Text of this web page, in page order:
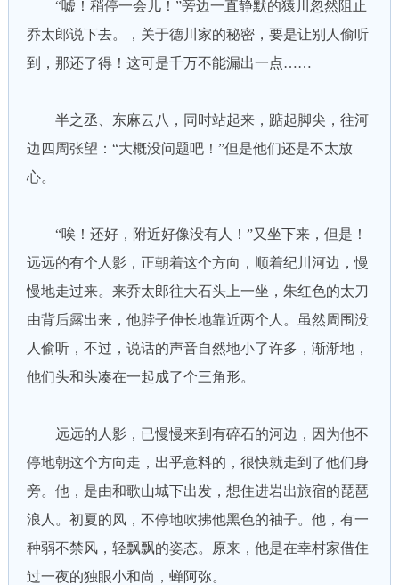
“嘘！稍停一会儿！”旁边一直静默的猿川忽然阻止
乔太郎说下去。，关于德川家的秘密，要是让别人偷听
到，那还了得！这可是千万不能漏出一点……
半之丞、东麻云八，同时站起来，踮起脚尖，往河
边四周张望：“大概没问题吧！”但是他们还是不太放
心。
“唉！还好，附近好像没有人！”又坐下来，但是！
远远的有个人影，正朝着这个方向，顺着纪川河边，慢
慢地走过来。来乔太郎往大石头上一坐，朱红色的太刀
由背后露出来，他脖子伸长地靠近两个人。虽然周围没
人偷听，不过，说话的声音自然地小了许多，渐渐地，
他们头和头凑在一起成了个三角形。
远远的人影，已慢慢来到有碎石的河边，因为他不
停地朝这个方向走，出乎意料的，很快就走到了他们身
旁。他，是由和歌山城下出发，想住进岩出旅宿的琵琶
浪人。初夏的风，不停地吹拂他黑色的袖子。他，有一
种弱不禁风，轻飘飘的姿态。原来，他是在幸村家借住
过一夜的独眼小和尚，蝉阿弥。